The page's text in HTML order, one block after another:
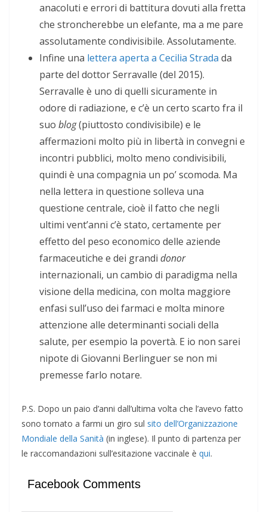
anacoluti e errori di battitura dovuti alla fretta
che stroncherebbe un elefante, ma a me pare
assolutamente condivisibile. Assolutamente.
Infine una lettera aperta a Cecilia Strada da
parte del dottor Serravalle (del 2015).
Serravalle è uno di quelli sicuramente in
odore di radiazione, e c’è un certo scarto fra il
suo blog(piuttosto condivisibile) e le
affermazioni molto più in libertà in convegni e
incontri pubblici, molto meno condivisibili,
quindi è una compagnia un po’ scomoda. Ma
nella lettera in questione solleva una
questione centrale, cioè il fatto che negli
ultimi vent’anni c’è stato, certamente per
effetto del peso economico delle aziende
farmaceutiche e dei grandi donor
internazionali, un cambio di paradigma nella
visione della medicina, con molta maggiore
enfasi sull’uso dei farmaci e molta minore
attenzione alle determinanti sociali della
salute, per esempio la povertà. E io non sarei
nipote di Giovanni Berlinguer se non mi
premesse farlo notare.
P.S. Dopo un paio d’anni dall’ultima volta che l’avevo fatto
sono tornato a farmi un giro sul sito dell’Organizzazione
Mondiale della Sanità (in inglese). Il punto di partenza per
le raccomandazioni sull’esitazione vaccinale è qui.
Facebook Comments